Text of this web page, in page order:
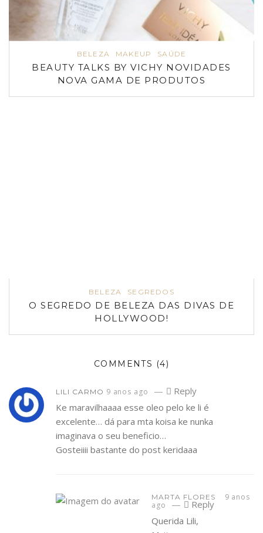
BELEZA MAKEUP SAÚDE
BEAUTY TALKS BY VICHY NOVIDADES
NOVA GAMA DE PRODUTOS
BELEZA SEGREDOS
O SEGREDO DE BELEZA DAS DIVAS DE
HOLLYWOOD!
COMMENTS (4)
LILI CARMO 9 anos ago —
Reply
Ke maravilhaaaa esse oleo pelo ke li é
excelente… dá para mta koisa ke nunka
imaginava o seu beneficio…
Gosteiiii bastante do post keridaaa
MARTA FLORES
9 anos
ago
—
Reply
Querida Lili,